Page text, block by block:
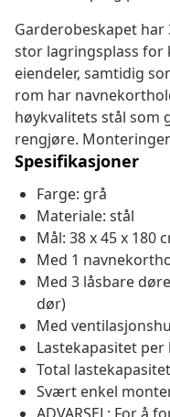
Garderobeskapet
stor lagringsplass
eiendeler, samtidig
rom har
høykvalitets stål som
rengjøre.
Spesifikasjoner
Farge: grå
Materiale: stål
Mål: 38 x 45 x 180
Med 1
Med 3 låsbare
dør)
Med
Lastekapasitet per
Total
Svært enkel